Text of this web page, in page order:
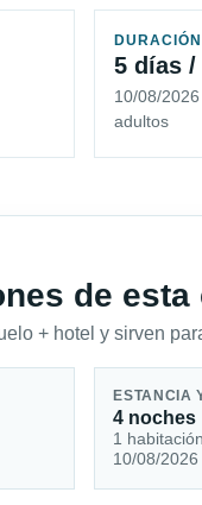
DURACIÓN
5 días /
10/08/
adultos
de esta
+ hotel y sirven
ESTANCIA
4 noches
1
10/08/